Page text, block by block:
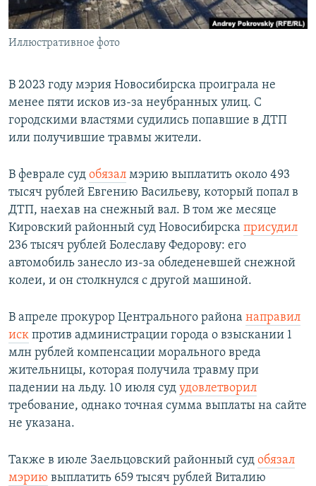
Все сайты РСЕ/РС
Иллюстративное фото
В 2023 году мэрия Новосибирска проиграла не
менее пяти исков из-за неубранных улиц. С
городскими властями судились попавшие в ДТП
или получившие травмы жители.
В феврале суд обязал мэрию выплатить около 493
тысяч рублей Евгению Васильеву, который попал в
ДТП, наехав на снежный вал. В том же месяце
Кировский районный суд Новосибирска присудил
236 тысяч рублей Болеславу Федорову: его
автомобиль занесло из-за обледеневшей снежной
колеи, и он столкнулся с другой машиной.
В апреле прокурор Центрального района направил
иск против администрации города о взыскании 1
млн рублей компенсации морального вреда
жительницы, которая получила травму при
падении на льду. 10 июля суд удовлетворил
требование, однако точная сумма выплаты на сайте
не указана.
Также в июле Заельцовский районный суд обязал
мэрию выплатить 659 тысяч рублей Виталию